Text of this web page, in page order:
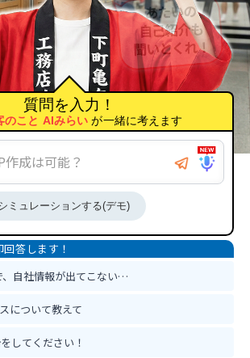
質問を入力！
のこと AIみらい が一緒に考えます
ミュレーションする(デモ)
自社情報が出てこない…
について教えて
してください！